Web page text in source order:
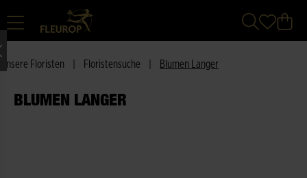
Unsere Floristen Floristensuche Blumen Langer
BLUMEN LANGER